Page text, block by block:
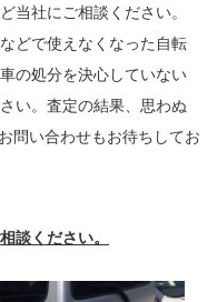
当社にご相談ください。
どで使えなくなった自転
の処分を決心していない
い。査定の結果、思わぬ
問い合わせもお待ちしてお
談ください。